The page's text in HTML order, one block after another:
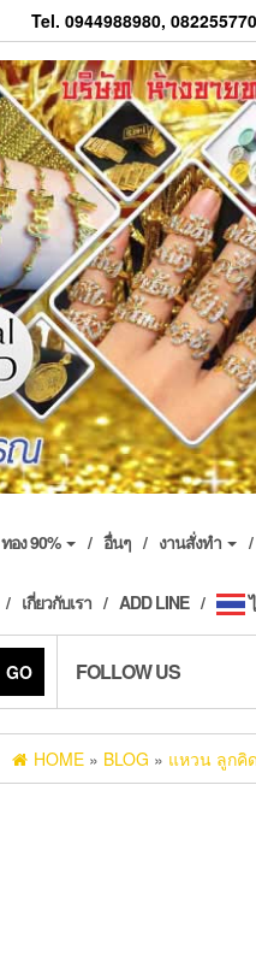
Tel. 0944988980,
ทอง 90% อื่นๆ งานสั่งทำ
เกี่ยวกับเรา ADD LINE
GO FOLLOW US
HOME » BLOG » แหวน ลูกคิ